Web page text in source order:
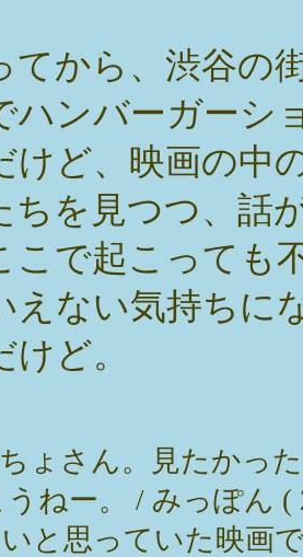
てから、渋谷の
ハンバーガーシ
けど、映画の中
ちを見つつ、話
こで起こっても
えない気持ちに
ど。
ょさん。見たかっ
ねー。 / みっぽん (
と思っていた映画